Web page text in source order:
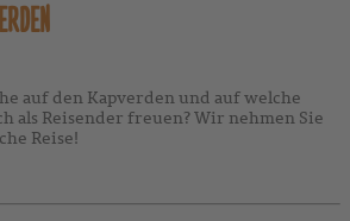
auf den Kapverden und auf welche
als Reisender freuen? Wir nehmen Sie
Reise!